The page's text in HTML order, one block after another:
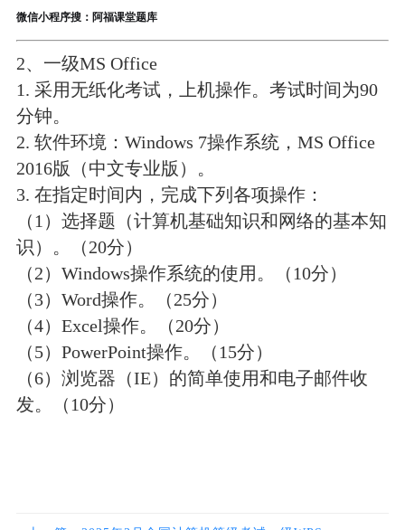
微信小程序搜： 阿福课堂题库
2、一级MS Office
1. 采用无纸化考试，上机操作。考试时间为90
分钟。
2. 软件环境：Windows 7操作系统，MS Office
2016版（中文专业版 ）。
3. 在指定时间内，完成下列各项操作：
（1）选择题（计算机基础知识和网络的基本知
识）。（20分）
（2）Windows操作系统的使用。（10分）
（3）Word操作。（25分）
（4） Excel操作。（20分）
（5） PowerPoint操作。（15分）
（6）浏览器（IE）的简单使用和电子邮件收
发。（10分）